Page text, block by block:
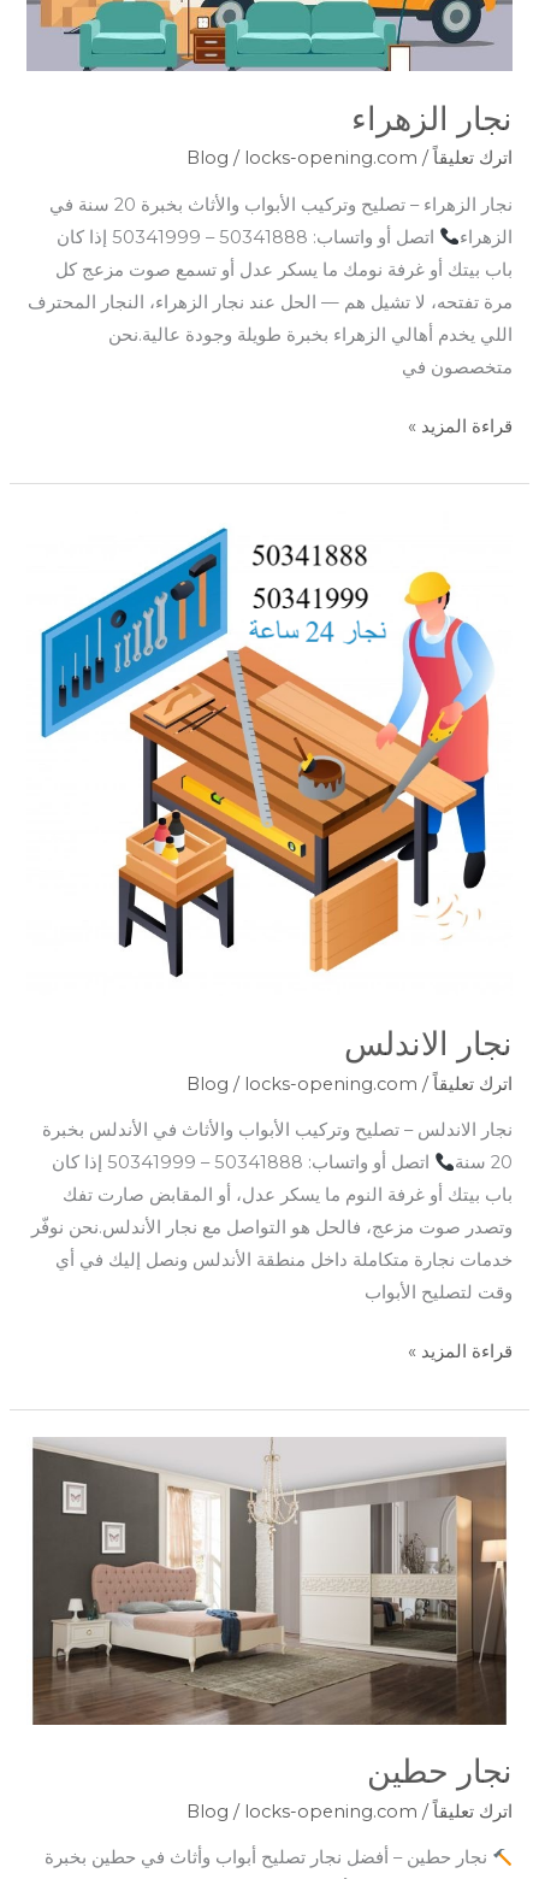
نجار الزهراء
اترك تعليقاً /
Blog / locks-opening.com
نجار الزهراء – تصليح وتركيب الأبواب والأثاث بخبرة 20 سنة في
الزهراء
اتصل أو واتساب: 50341888 – 50341999 إذا كان
باب بيتك أو غرفة نومك ما يسكر عدل أو تسمع صوت مزعج كل
مرة تفتحه، لا تشيل هم — الحل عند نجار الزهراء، النجار المحترف
اللي يخدم أهالي الزهراء بخبرة طويلة وجودة عالية.نحن
متخصصون في
قراءة المزيد »
نجار الاندلس
اترك تعليقاً /
Blog / locks-opening.com
نجار الاندلس – تصليح وتركيب الأبواب والأثاث في الأندلس بخبرة
20 سنة
اتصل أو واتساب: 50341888 – 50341999 إذا كان
باب بيتك أو غرفة النوم ما يسكر عدل، أو المقابض صارت تفك
وتصدر صوت مزعج، فالحل هو التواصل مع نجار الأندلس.نحن نوفّر
خدمات نجارة متكاملة داخل منطقة الأندلس ونصل إليك في أي
وقت لتصليح الأبواب
قراءة المزيد »
نجار حطين
اترك تعليقاً /
Blog / locks-opening.com
نجار حطين – أفضل نجار تصليح أبواب وأثاث في حطين بخبرة
نجار